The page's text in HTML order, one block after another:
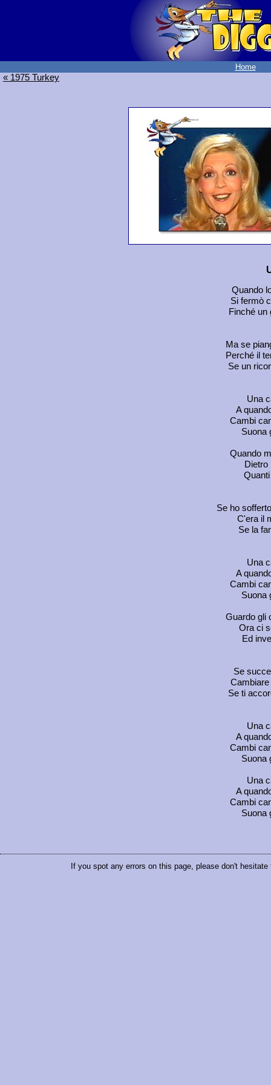
Home
« 1975 Turkey
Quando
Si fermò
Finché un
Ma se
Perché il
Se un
Una
A
Cambi
Suona
Quando
Dietro
Se ho
C'era il
Se la
Una
A
Cambi
Suona
Guardo gli
Ora ci
Ed
Se
Cambiare
Se ti
Una
A
Cambi
Suona
Una
A
Cambi
Suona
If you spot any errors on this page, please don't